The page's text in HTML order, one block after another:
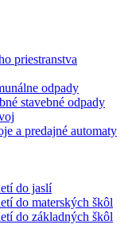
priestranstva
odpady
stavebné odpady
a predajné automaty
do jaslí
do materských škôl
do základných škôl